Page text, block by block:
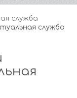
служба
служба